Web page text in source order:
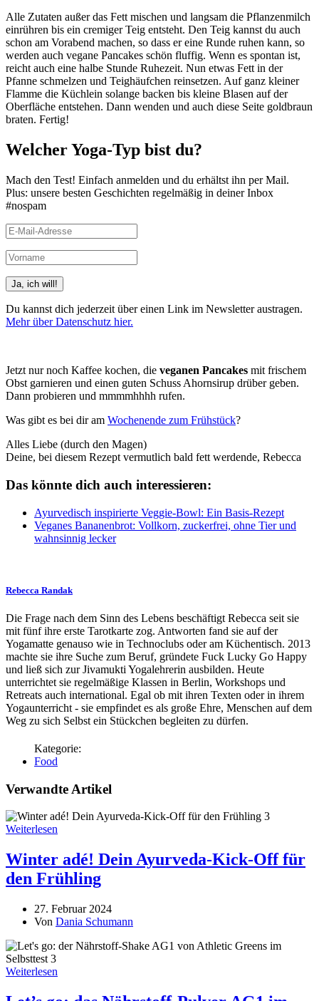
Alle Zutaten außer das Fett mischen und langsam die Pflanzenmilch
einrühren bis ein cremiger Teig entsteht. Den Teig kannst du auch
schon am Vorabend machen, so dass er eine Runde ruhen kann, so
werden auch vegane Pancakes schön fluffig. Wenn es spontan ist,
reicht auch eine halbe Stunde Ruhezeit. Nun etwas Fett in der
Pfanne schmelzen und Teighäufchen reinsetzen. Auf ganz kleiner
Flamme die Küchlein solange backen bis kleine Blasen auf der
Oberfläche entstehen. Dann wenden und auch diese Seite goldbraun
braten. Fertig!
Welcher Yoga-Typ bist du?
Mach den Test! Einfach anmelden und du erhältst ihn per Mail.
Plus: unsere besten Geschichten regelmäßig in deiner Inbox
#nospam
Du kannst dich jederzeit über einen Link im Newsletter austragen.
Mehr über Datenschutz hier.
Jetzt nur noch Kaffee kochen, die veganen Pancakes mit frischem
Obst garnieren und einen guten Schuss Ahornsirup drüber geben.
Dann probieren und mmmmhhhh rufen.
Was gibt es bei dir am Wochenende zum Frühstück?
Alles Liebe (durch den Magen)
Deine, bei diesem Rezept vermutlich bald fett werdende, Rebecca
Das könnte dich auch interessieren:
Ayurvedisch inspirierte Veggie-Bowl: Ein Basis-Rezept
Veganes Bananenbrot: Vollkorn, zuckerfrei, ohne Tier und
wahnsinnig lecker
Rebecca Randak
Die Frage nach dem Sinn des Lebens beschäftigt Rebecca seit sie
mit fünf ihre erste Tarotkarte zog. Antworten fand sie auf der
Yogamatte genauso wie in Technoclubs oder am Küchentisch. 2013
machte sie ihre Suche zum Beruf, gründete Fuck Lucky Go Happy
und ließ sich zur Jivamukti Yogalehrerin ausbilden. Heute
unterrichtet sie regelmäßige Klassen in Berlin, Workshops und
Retreats auch international. Egal ob mit ihren Texten oder in ihrem
Yogaunterricht - sie empfindet es als große Ehre, Menschen auf dem
Weg zu sich Selbst ein Stückchen begleiten zu dürfen.
Food
Verwandte Artikel
Weiterlesen
Winter adé! Dein Ayurveda-Kick-Off für
den Frühling
27. Februar 2024
Von Dania Schumann
Weiterlesen